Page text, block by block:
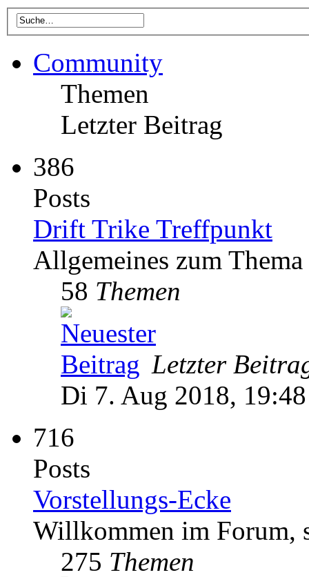
Community
Themen
Letzter Beitrag
386
Posts
Drift Trike Treffpunkt
Allgemeines zum
58 Themen
Letzter
Di 7. Aug 2018, 19:48
716
Posts
Vorstellungs-Ecke
Willkommen im Forum,
275 Themen